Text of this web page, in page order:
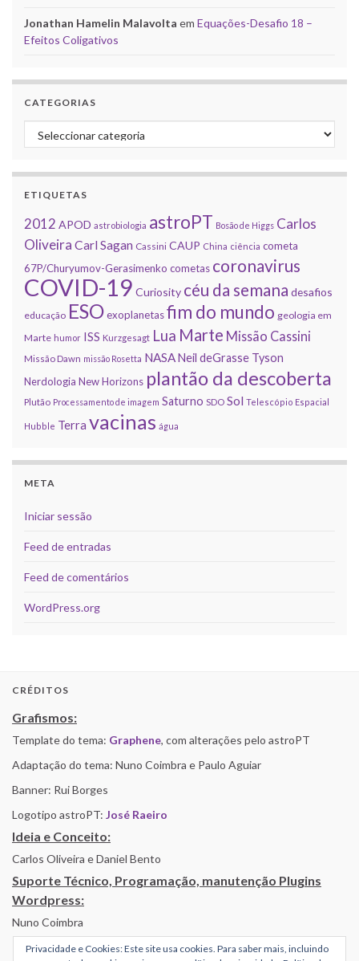
Jonathan Hamelin Malavolta em Equações-Desafio 18 –
Efeitos Coligativos
CATEGORIAS
Categorias
ETIQUETAS
2012 APOD astrobiologia astroPT Bosão de Higgs Carlos
Oliveira Carl Sagan Cassini CAUP China ciência cometa
67P/Churyumov-Gerasimenko cometas coronavirus
COVID-19 Curiosity céu da semana desafios
educação ESOexoplanetasfim do mundo geologia em
Marte humor ISS Kurzgesagt Lua Marte Missão Cassini
Missão Dawn missão Rosetta NASANeil deGrasse Tyson
Nerdologia New Horizons plantão da descoberta
Plutão Processamento de imagem Saturno SDO Sol Telescópio Espacial
Hubble Terra vacinas água
META
Iniciar sessão
Feed de entradas
Feed de comentários
WordPress.org
CRÉDITOS
Grafismos:
Template do tema: Graphene, com alterações pelo astroPT
Adaptação do tema: Nuno Coimbra e Paulo Aguiar
Banner: Rui Borges
Logotipo astroPT: José Raeiro
Ideia e Conceito:
Carlos Oliveira e Daniel Bento
Suporte Técnico, Programação, manutenção Plugins
Wordpress:
Nuno Coimbra
Privacidade e Cookies: Este site usa cookies. Para saber mais, incluindo